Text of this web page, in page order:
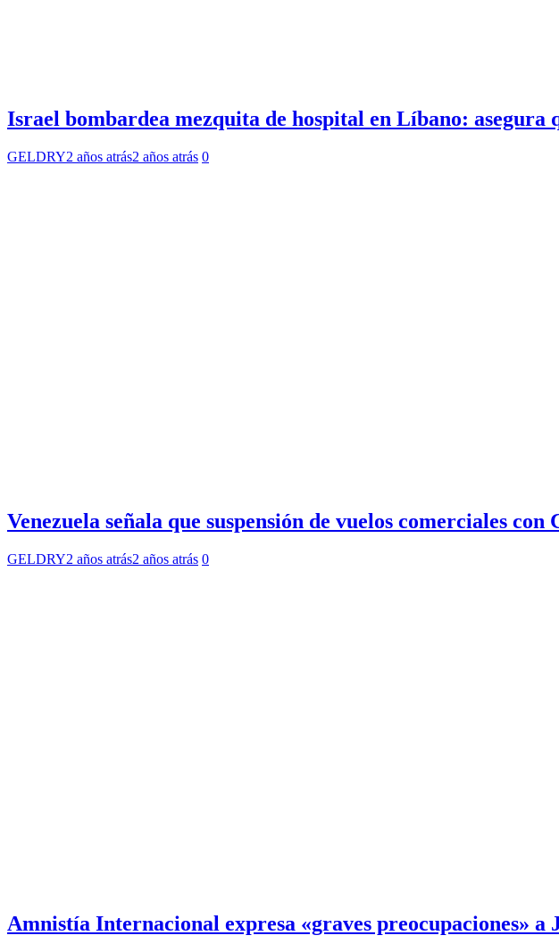
Israel bombardea mezquita de hospital en Líbano: asegura
GELDRY2 años atrás2 años atrás 0
Venezuela señala que suspensión de vuelos comerciales
GELDRY2 años atrás2 años atrás 0
Amnistía Internacional expresa «graves preocupaciones»